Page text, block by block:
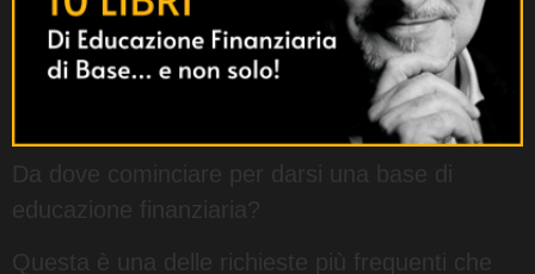
Da dove cominciare per darsi una base di
educazione finanziaria?
Questa è una delle richieste più frequenti che